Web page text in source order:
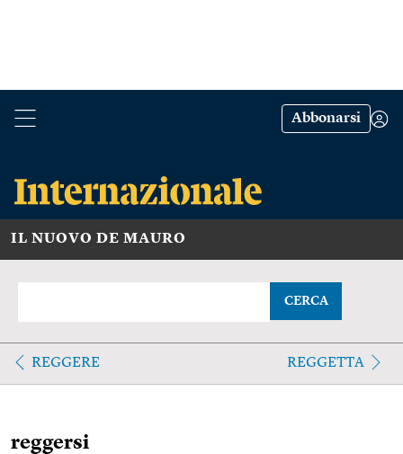
Abbonarsi
IL NUOVO DE MAURO
CERCA
REGGERE REGGETTA
reggersi